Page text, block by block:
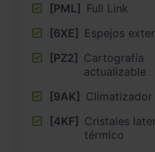
[PML] Full Link
[6XE] Espejos
[PZ2] Cartografía
actualizable
[9AK]
[4KF] Cristales
térmico